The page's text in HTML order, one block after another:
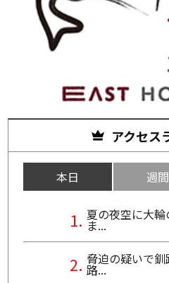
アクセス
本日 週間
夏の夜空に大
ま...
脅迫の疑いで
路...